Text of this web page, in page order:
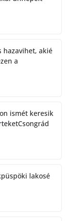
hazavihet, akié
a
ismét keresik
lakosé